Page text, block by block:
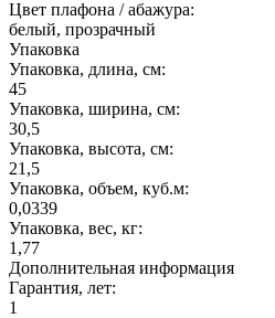
Цвет плафона / абажура:
белый, прозрачный
Упаковка
Упаковка, длина, см:
45
Упаковка, ширина, см:
30,5
Упаковка, высота, см:
21,5
Упаковка, объем, куб.м:
0,0339
Упаковка, вес, кг:
1,77
Дополнительная информация
Гарантия, лет:
1